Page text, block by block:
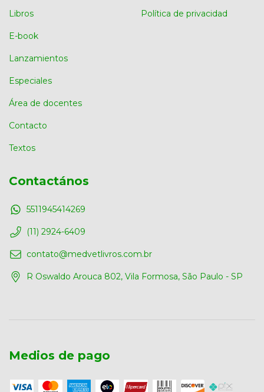
Libros
E-book
Lanzamientos
Especiales
Área de docentes
Contacto
Textos
Política de privacidad
Contactános
5511945414269
(11) 2924-6409
contato@medvetlivros.com.br
R Oswaldo Arouca 802, Vila Formosa, São Paulo - SP
Medios de pago